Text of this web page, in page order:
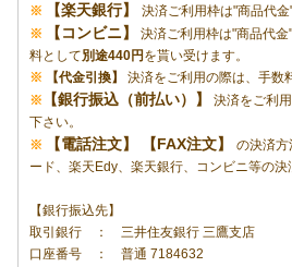
※ 【楽天銀行】 決済ご利用枠は"商品代
※
【コンビニ】 決済ご利用枠は"商品代
料として別途440円 を貰い受けます。
※
【代金引換】 決済をご利用の際は、手数
※
【銀行振込（前払い）】 決済をご利
下さい。
※
【電話注文】 【FAX注文】 の決済
ード、楽天Edy、楽天銀行、コンビニ等の決
【銀行振込先】
取引銀行 ： 三井住友銀行 三鷹支店
口座番号 ： 普通 7184632